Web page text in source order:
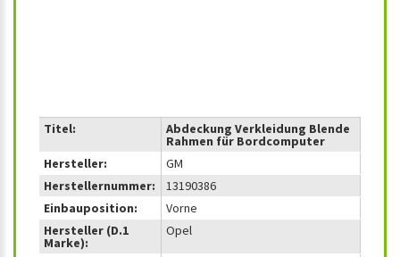
Titel: Abdeckung Verkleidung Blende
Rahmen für Bordcomputer
Hersteller:
GM
Herstellernummer:
13190386
Einbauposition:
Vorne
Hersteller (D.1
Marke):
Opel